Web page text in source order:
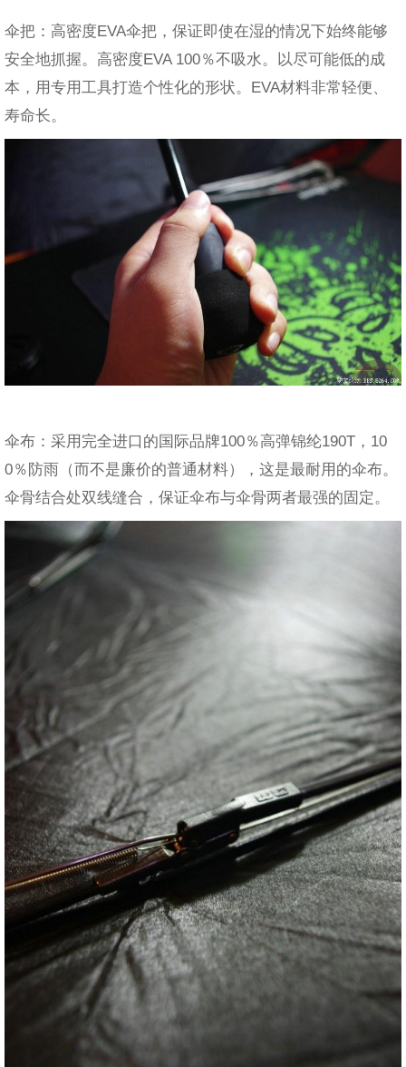
伞把：高密度EVA伞把，保证即使在湿的情况下始终能够
安全地抓握。高密度EVA 100％不吸水。以尽可能低的成
本，用专用工具打造个性化的形状。EVA材料非常轻便、
寿命长。
伞布：采用完全进口的国际品牌100％高弹锦纶190T，10
0％防雨（而不是廉价的普通材料），这是最耐用的伞布。
伞骨结合处双线缝合，保证伞布与伞骨两者最强的固定。